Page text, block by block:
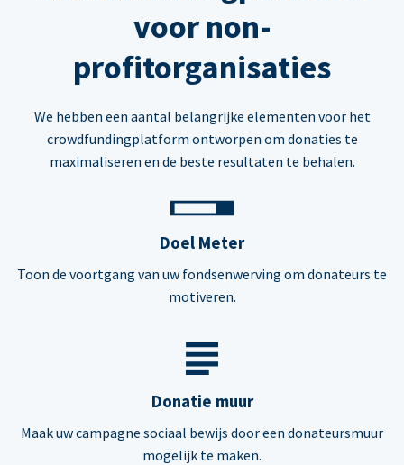
voor non-
profitorganisaties
We hebben een aantal belangrijke elementen voor het
crowdfundingplatform ontworpen om donaties te
maximaliseren en de beste resultaten te behalen.
Doel Meter
Toon de voortgang van uw fondsenwerving om donateurs te
motiveren.
Donatie muur
Maak uw campagne sociaal bewijs door een donateursmuur
mogelijk te maken.